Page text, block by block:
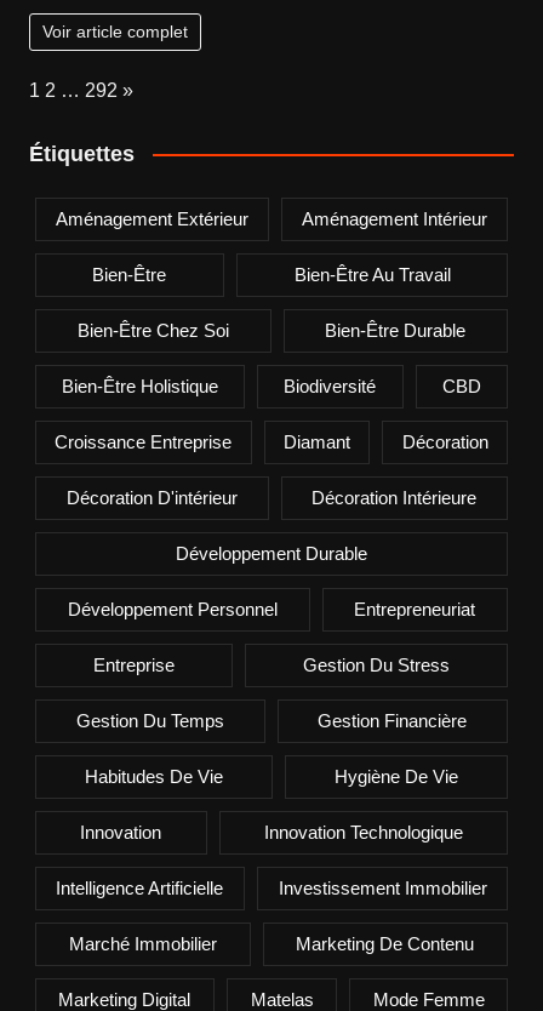
Voir article complet
Page:
1 2 … 292 Next
»
Étiquettes
Aménagement Extérieur Aménagement Intérieur
Bien-Être Bien-Être Au Travail
Bien-Être Chez Soi Bien-Être Durable
Bien-Être Holistique Biodiversité CBD
Croissance Entreprise Diamant Décoration
Décoration D'intérieur Décoration Intérieure
Développement Durable
Développement Personnel Entrepreneuriat
Entreprise Gestion Du Stress
Gestion Du Temps Gestion Financière
Habitudes De Vie Hygiène De Vie
Innovation Innovation Technologique
Intelligence Artificielle Investissement Immobilier
Marché Immobilier Marketing De Contenu
Marketing Digital Matelas Mode Femme